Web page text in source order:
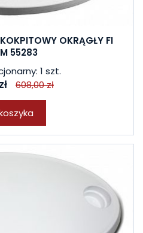
OKRĄGŁY FI
55283
1 szt.
608,00 zł